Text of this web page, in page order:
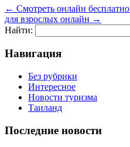
← Cмотреть онлайн
для взрослых онлайн →
Найти:
Навигация
Без рубрики
Интересное
Новости туризма
Таиланд
Последние новости